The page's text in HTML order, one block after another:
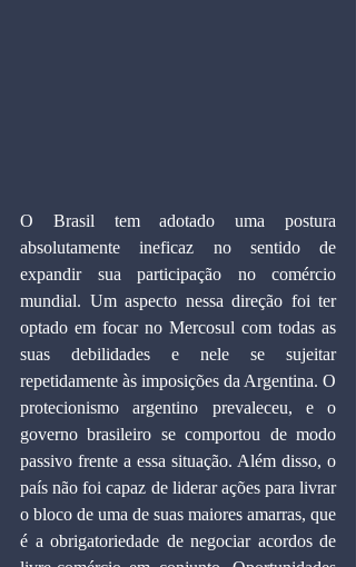
O Brasil tem adotado uma postura
absolutamente ineficaz no sentido de
expandir sua participação no comércio
mundial. Um aspecto nessa direção foi ter
optado em focar no Mercosul com todas as
suas debilidades e nele se sujeitar
repetidamente às imposições da Argentina. O
protecionismo argentino prevaleceu, e o
governo brasileiro se comportou de modo
passivo frente a essa situação. Além disso, o
país não foi capaz de liderar ações para livrar
o bloco de uma de suas maiores amarras, que
é a obrigatoriedade de negociar acordos de